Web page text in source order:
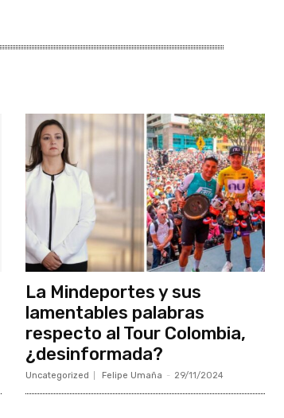
La Mindeportes y sus
lamentables palabras
respecto al Tour Colombia,
¿desinformada?
Uncategorized Felipe Umaña - 29/11/2024